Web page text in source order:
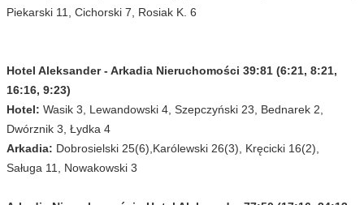
Piekarski 11, Cichorski 7, Rosiak K. 6
Hotel Aleksander - Arkadia Nieruchomości 39:81 (6:21, 8:21,
16:16, 9:23)
Hotel: Wasik 3, Lewandowski 4, Szepczyński 23, Bednarek 2,
Dwórznik 3, Łydka 4
Arkadia: Dobrosielski 25(6),Karólewski 26(3), Kręcicki 16(2),
Saługa 11, Nowakowski 3